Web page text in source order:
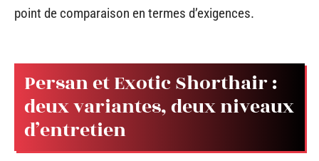
point de comparaison en termes d’exigences.
Persan et Exotic Shorthair :
deux variantes, deux niveaux
d’entretien